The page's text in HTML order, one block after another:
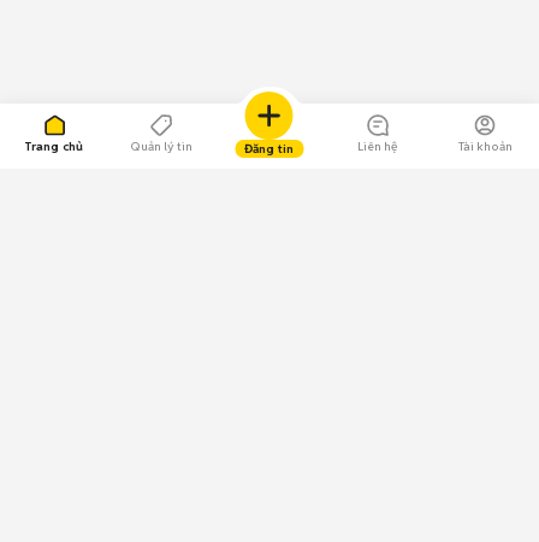
Trang chủ Quản lý tin Đăng tin Liên hệ Tài khoản